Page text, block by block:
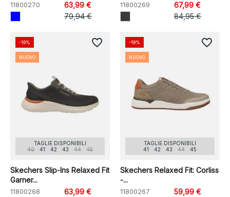
11800270
63,99 €
79,94 €
11800269
67,99 €
84,95 €
TAGLIE DISPONIBILI
40
41 42 43 44 45
Skechers Slip-Ins Relaxed Fit
Garner...
11800268
63,99 €
-19%
NUOVO
favorite_border
TAGLIE DISPONIBILI
41
42 43 44 45
Skechers Relaxed Fit: Corliss
-...
11800267
59,99 €
-19%
NUOVO
favorite_border